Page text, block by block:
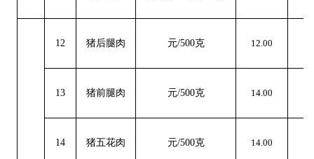
12 猪后腿肉 元/500克 12.00
13 猪前腿肉 元/500克 14.00
14 猪五花肉 元/500克 14.00